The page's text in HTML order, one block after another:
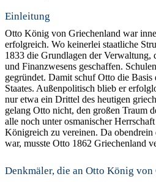
Einleitung
Otto König von Griechenland war
erfolgreich. Wo keinerlei staatliche
1833 die Grundlagen der Verwaltung,
und Finanzwesens geschaffen.
gegründet. Damit schuf Otto die Basis
Staates. Außenpolitisch blieb er
nur etwa ein Drittel des heutigen
gelang Otto nicht, den großen Traum
alle noch unter osmanischer
Königreich zu vereinen. Da
war, musste Otto 1862 Griechenland
Denkmäler, die an Otto König